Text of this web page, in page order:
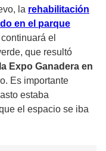
la rehabilitación
en el parque
el
que resultó
Expo Ganadera en
Es importante
estaba
el espacio se iba